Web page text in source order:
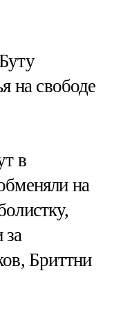
на свободе
в
на
Бриттни